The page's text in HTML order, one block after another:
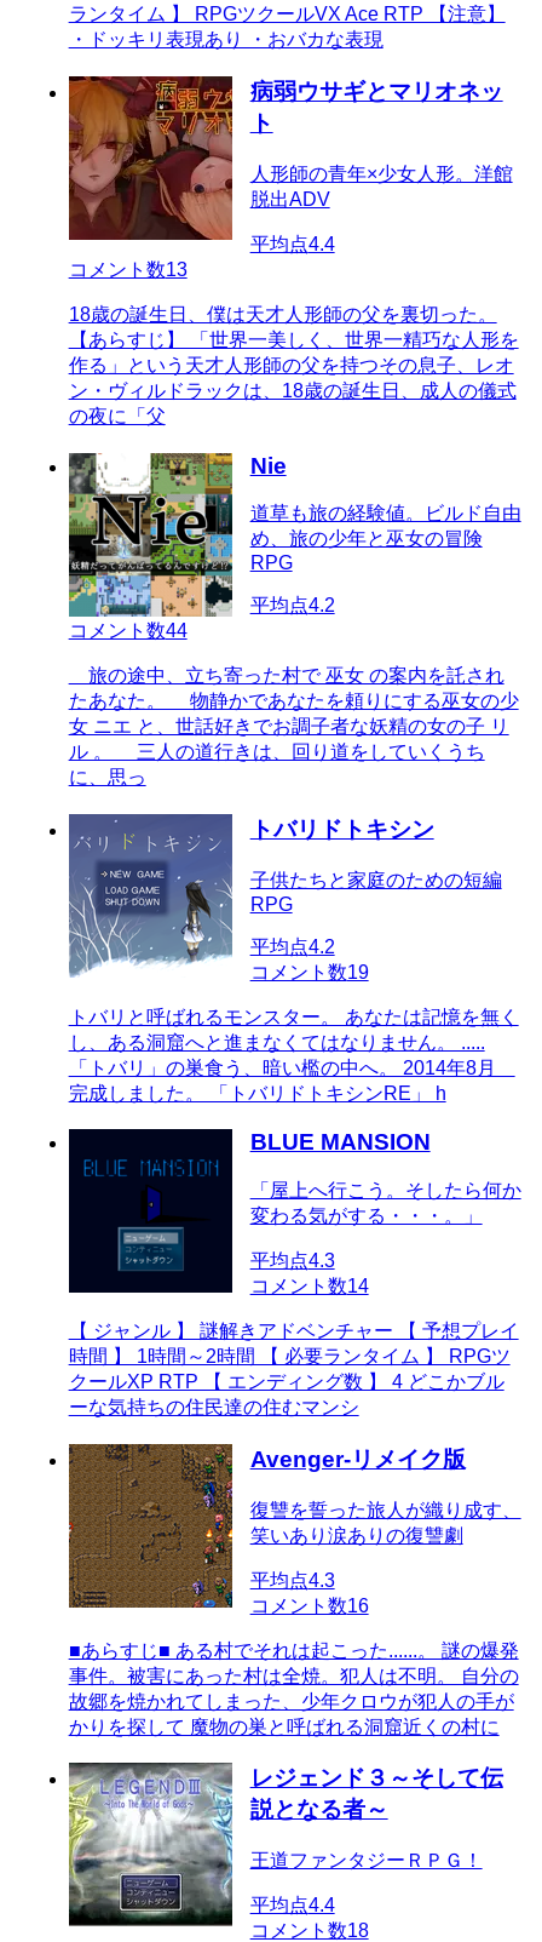
ランタイム 】 RPGツクールVX Ace RTP 【注意】
・ドッキリ表現あり ・おバカな表現
病弱ウサギとマリオネッ
ト
人形師の青年×少女人形。洋館
脱出ADV
平均点4.4
コメント数13
18歳の誕生日、僕は天才人形師の父を裏切った。
【あらすじ】 「世界一美しく、世界一精巧な人形を
作る」という天才人形師の父を持つその息子、レオ
ン・ヴィルドラックは、18歳の誕生日、成人の儀式
の夜に「父
Nie
道草も旅の経験値。ビルド自由
め、旅の少年と巫女の冒険
RPG
平均点4.2
コメント数44
旅の途中、立ち寄った村で 巫女 の案内を託され
たあなた。 物静かであなたを頼りにする巫女の少
女 ニエ と、世話好きでお調子者な妖精の女の子 リ
ル 。 三人の道行きは、回り道をしていくうち
に、思っ
トバリドトキシン
子供たちと家庭のための短編
RPG
平均点4.2
コメント数19
トバリと呼ばれるモンスター。 あなたは記憶を無く
し、ある洞窟へと進まなくてはなりません。 .....
「トバリ」の巣食う、暗い檻の中へ。 2014年8月
完成しました。 「トバリドトキシンRE」 h
BLUE MANSION
「屋上へ行こう。そしたら何か
変わる気がする・・・。」
平均点4.3
コメント数14
【 ジャンル 】 謎解きアドベンチャー 【 予想プレイ
時間 】 1時間～2時間 【 必要ランタイム 】 RPGツ
クールXP RTP 【 エンディング数 】 4 どこかブル
ーな気持ちの住民達の住むマンシ
Avenger-リメイク版
復讐を誓った旅人が織り成す、
笑いあり涙ありの復讐劇
平均点4.3
コメント数16
■あらすじ■ ある村でそれは起こった......。 謎の爆発
事件。被害にあった村は全焼。犯人は不明。 自分の
故郷を焼かれてしまった、少年クロウが犯人の手が
かりを探して 魔物の巣と呼ばれる洞窟近くの村に
レジェンド３～そして伝
説となる者～
王道ファンタジーＲＰＧ！
平均点4.4
コメント数18